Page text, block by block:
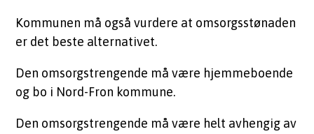
Kommunen må også vurdere at omsorgsstønaden
er det beste alternativet.
Den omsorgstrengende må være hjemmeboende
og bo i Nord-Fron kommune.
Den omsorgstrengende må være helt avhengig av